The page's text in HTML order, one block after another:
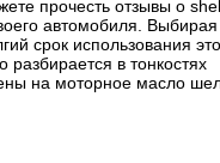
прочесть отзывы о
автомобиля.
срок использования
в тонкостях
на моторное масло